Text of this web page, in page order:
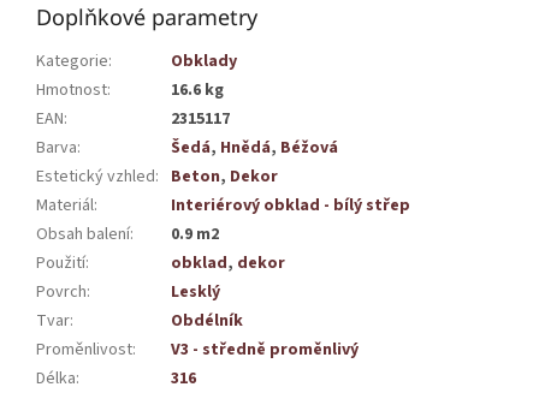
Doplňkové parametry
Kategorie:
Obklady
Hmotnost:
16.6 kg
EAN:
2315117
Barva: Šedá, Hnědá, Béžová
Estetický vzhled: Beton, Dekor
Materiál:
Interiérový obklad - bílý střep
Obsah balení:
0.9 m2
Použití: obklad, dekor
Povrch:
Lesklý
Tvar:
Obdélník
Proměnlivost:
V3 - středně proměnlivý
Délka:
316